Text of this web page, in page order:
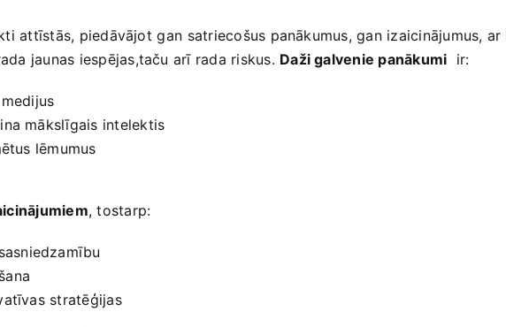
attīstās, piedāvājot⁤ gan⁣ satriecošus panākumus, gan izaicinājumus,​ ar
jaunas iespējas,taču arī rada riskus. Daži galvenie panākumi ‍ ir:
mākslīgais intelektis
lēmumus
, tostarp:
stratēģijas